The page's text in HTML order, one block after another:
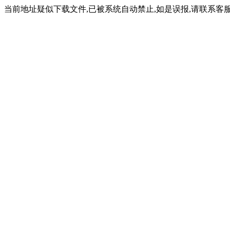
当前地址疑似下载文件,已被系统自动禁止,如是误报,请联系客